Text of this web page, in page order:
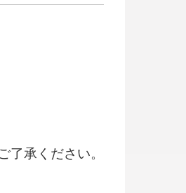
承ください。